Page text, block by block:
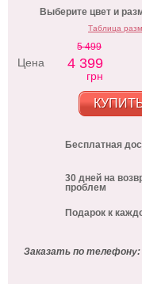
Выберите цвет и
Таблица
Цена
5 499
4 399
грн
Бесплатная
30 дней на
проблем
Подарок к
Заказать по телефону: